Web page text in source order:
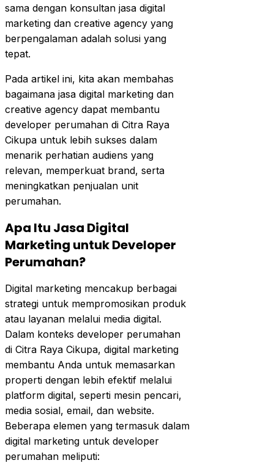
sama dengan konsultan jasa digital
marketing dan creative agency yang
berpengalaman adalah solusi yang
tepat.
Pada artikel ini, kita akan membahas
bagaimana jasa digital marketing dan
creative agency dapat membantu
developer perumahan di Citra Raya
Cikupa untuk lebih sukses dalam
menarik perhatian audiens yang
relevan, memperkuat brand, serta
meningkatkan penjualan unit
perumahan.
Apa Itu Jasa Digital
Marketing untuk Developer
Perumahan?
Digital marketing mencakup berbagai
strategi untuk mempromosikan produk
atau layanan melalui media digital.
Dalam konteks developer perumahan
di Citra Raya Cikupa, digital marketing
membantu Anda untuk memasarkan
properti dengan lebih efektif melalui
platform digital, seperti mesin pencari,
media sosial, email, dan website.
Beberapa elemen yang termasuk dalam
digital marketing untuk developer
perumahan meliputi: